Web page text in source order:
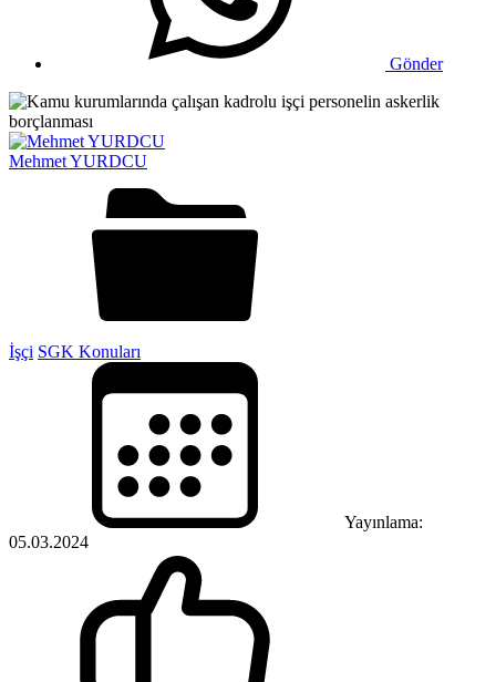
Gönder
Mehmet YURDCU
İşçi SGK Konuları
Yayınlama:
05.03.2024